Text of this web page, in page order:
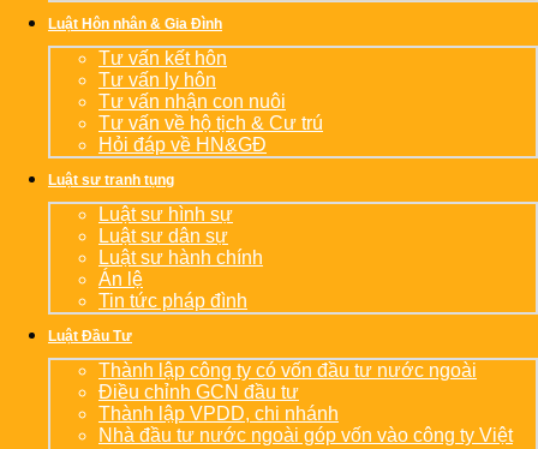
Luật Hôn nhân & Gia Đình
Tư vấn kết hôn
Tư vấn ly hôn
Tư vấn nhận con nuôi
Tư vấn về hộ tịch & Cư trú
Hỏi đáp về HN&GĐ
Luật sư tranh tụng
Luật sư hình sự
Luật sư dân sự
Luật sư hành chính
Án lệ
Tin tức pháp đình
Luật Đầu Tư
Thành lập công ty có vốn đầu tư nước ngoài
Điều chỉnh GCN đầu tư
Thành lập VPDD, chi nhánh
Nhà đầu tư nước ngoài góp vốn vào công ty Việt